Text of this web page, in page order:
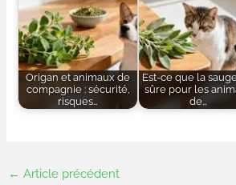
Origan et animaux de
compagnie : sécurité,
risques…
Est-ce que la
sûre pour les
de…
← Article précédent